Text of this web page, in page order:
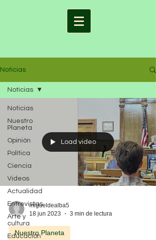
Noticias
Noticias
Nuestro
Planeta
Opinión
Política
Ciencia
Videos
Actualidad
Entrevistas
Arte y
cultura
Educación
Noticias
Load video
migueldealba5
18 jun 2023
3 min de lectura
Nuestro Planeta